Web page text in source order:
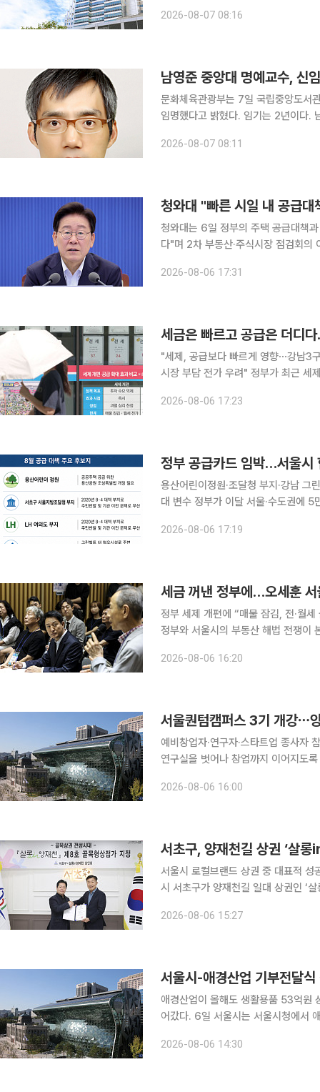
△친환경 성과 데이터 △전문가 추천
2026-08-07 08:16
남영준 중앙대 명예교수, 신
문화체육관광부는 7일 국립중앙도서
임명했다고 밝혔다. 임기는 2년이다. 남 신임 관장은 중앙대학교에서 문헌정보학 학사와 석사, 박사
2026-08-07 08:11
청와대 "빠른 시일 내 공급
청와대는 6일 정부의 주택 공급대책
다"며 2차 부동산·주식시장 점검회의 이후 후
다. 그러면서 “2차 회의가 있고 난
2026-08-06 17:31
세금은 빠르고 공급은 더디
"세제, 공급보다 빠르게 영향⋯강남3
시장 부담 전가 우려" 정부가 최근 세제 개편안을 내놓으면서 집값 안정 효과를 둘러싼 논쟁이 이어
과가 나타나기까지 상당한 시간이 걸
2026-08-06 17:23
용산어린이정원·조달청 부지·강남 그
대 변수 정부가 이달 서울·수도권에 5만 가구 이상을 추가 공급하는 내용을 담은 부동산 공급대책을
남권 그린벨트 등이 유력 후보지로 거
2026-08-06 17:19
세금 꺼낸 정부에…오세훈
정부 세제 개편에 “매물 잠김, 전·월
정부와 서울시의 부동산 해법 전쟁이
공급이 근본적인 처방이라고 전면 반
2026-08-06 16:20
서울퀀텀캠퍼스 3기 개강⋯
예비창업자·연구자·스타트업 종사자 참여⋯4개월 집중 과정
연구실을 벗어나 창업까지 이어지도록 돕는다. 6일 서울시와 한국과학기술연
업 종사자 30명이 제안한 21개 사업
2026-08-06 16:00
서초구, 양재천길 상권 ‘살
서울시 로컬브랜드 상권 중 대표적 성공
시 서초구가 양재천길 일대 상권인 ‘
밀집한 곳을 지정해 전통시장에 준하
2026-08-06 15:27
서울시-애경산업 기부전달
애경산업이 올해도 생활용품 53억원
어갔다. 6일 서울시는 서울시청에서 애경산업의 기부전달식이 진행됐다고 밝혔다. 이날 전달실에는
사람들 회장 등이 참석했다. 애경산
2026-08-06 14:30